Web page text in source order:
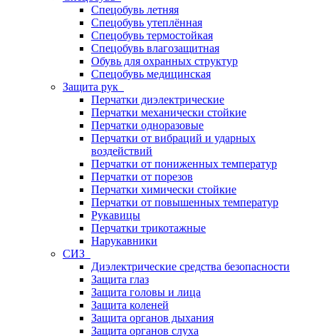
Спецобувь летняя
Спецобувь утеплённая
Спецобувь термостойкая
Спецобувь влагозащитная
Обувь для охранных структур
Спецобувь медицинская
Защита рук
Перчатки диэлектрические
Перчатки механически стойкие
Перчатки одноразовые
Перчатки от вибраций и ударных
воздействий
Перчатки от пониженных температур
Перчатки от порезов
Перчатки химически стойкие
Перчатки от повышенных температур
Рукавицы
Перчатки трикотажные
Нарукавники
СИЗ
Диэлектрические средства безопасности
Защита глаз
Защита головы и лица
Защита коленей
Защита органов дыхания
Защита органов слуха